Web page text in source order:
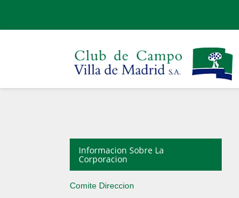
Informacion Sobre La
Corporacion
Comite Direccion